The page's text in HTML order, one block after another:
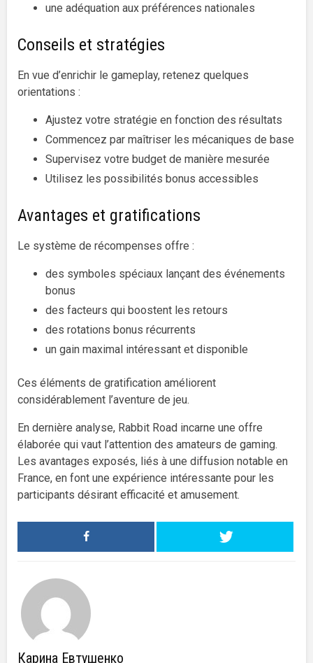
une adéquation aux préférences nationales
Conseils et stratégies
En vue d’enrichir le gameplay, retenez quelques
orientations :
Ajustez votre stratégie en fonction des résultats
Commencez par maîtriser les mécaniques de base
Supervisez votre budget de manière mesurée
Utilisez les possibilités bonus accessibles
Avantages et gratifications
Le système de récompenses offre :
des symboles spéciaux lançant des événements
bonus
des facteurs qui boostent les retours
des rotations bonus récurrents
un gain maximal intéressant et disponible
Ces éléments de gratification améliorent
considérablement l’aventure de jeu.
En dernière analyse, Rabbit Road incarne une offre
élaborée qui vaut l’attention des amateurs de gaming.
Les avantages exposés, liés à une diffusion notable en
France, en font une expérience intéressante pour les
participants désirant efficacité et amusement.
Карина Евтушенко